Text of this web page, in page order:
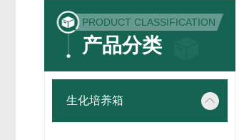
PRODUCT CLASSIFICATION
产品分类
生化培养箱